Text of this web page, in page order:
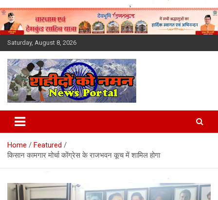
Skip
to
content
Saturday, August 8, 2026
Latest News Today, Breaking
News, Uttarakhand News in
Hindi
Home
Featured
किसान कामगार मोर्चा कोंग्रेस के राजभवन कूच में शामिल होगा